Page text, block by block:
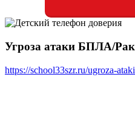
Угроза атаки БПЛА/
https://school33szr.ru/ugroza-